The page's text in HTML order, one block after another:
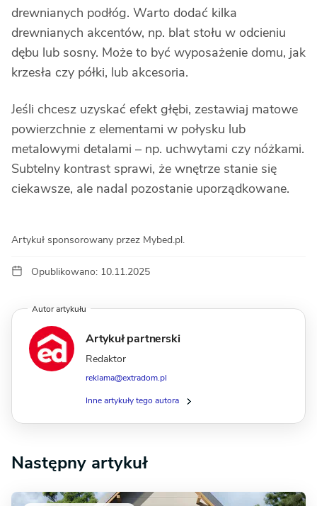
drewnianych podłóg. Warto dodać kilka
drewnianych akcentów, np. blat stołu w odcieniu
dębu lub sosny. Może to być wyposażenie domu, jak
krzesła czy półki, lub akcesoria.
Jeśli chcesz uzyskać efekt głębi, zestawiaj matowe
powierzchnie z elementami w połysku lub
metalowymi detalami – np. uchwytami czy nóżkami.
Subtelny kontrast sprawi, że wnętrze stanie się
ciekawsze, ale nadal pozostanie uporządkowane.
Artykuł sponsorowany przez Mybed.pl.
Opublikowano: 10.11.2025
Autor artykułu
Artykuł partnerski
Redaktor
reklama@extradom.pl
Inne artykuły tego autora
Następny artykuł